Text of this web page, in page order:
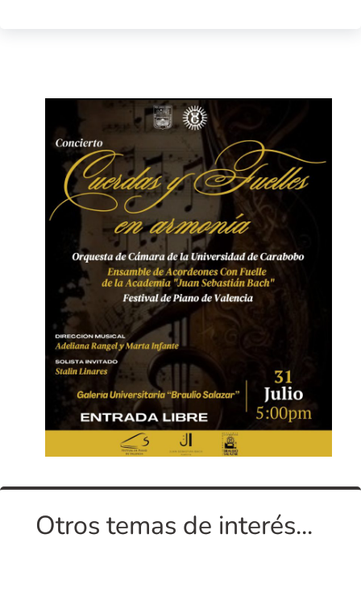
Otros temas de interés...